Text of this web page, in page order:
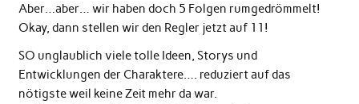
Aber…aber… wir haben doch 5 Folgen rumgedrömmelt!
Okay, dann stellen wir den Regler jetzt auf 11!
SO unglaublich viele tolle Ideen, Storys und
Entwicklungen der Charaktere…. reduziert auf das
nötigste weil keine Zeit mehr da war.